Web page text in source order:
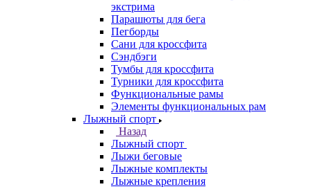
экстрима
Парашюты для бега
Пегборды
Сани для кроссфита
Сэндбэги
Тумбы для кроссфита
Турники для кроссфита
Функциональные рамы
Элементы функциональных рам
Лыжный спорт
Назад
Лыжный спорт
Лыжи беговые
Лыжные комплекты
Лыжные крепления